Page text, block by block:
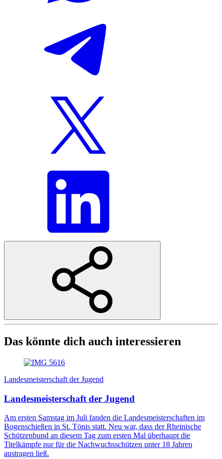
Das könnte dich auch interessieren
Landesmeisterschaft der Jugend
Landesmeisterschaft der Jugend
Am ersten Samstag im Juli fanden die Landesmeisterschaften im
Bogenschießen in St. Tönis statt. Neu war, dass der Rheinische
Schützenbund an diesem Tag zum ersten Mal überhaupt die
Titelkämpfe nur für die Nachwuchsschützen unter 18 Jahren
austragen ließ.